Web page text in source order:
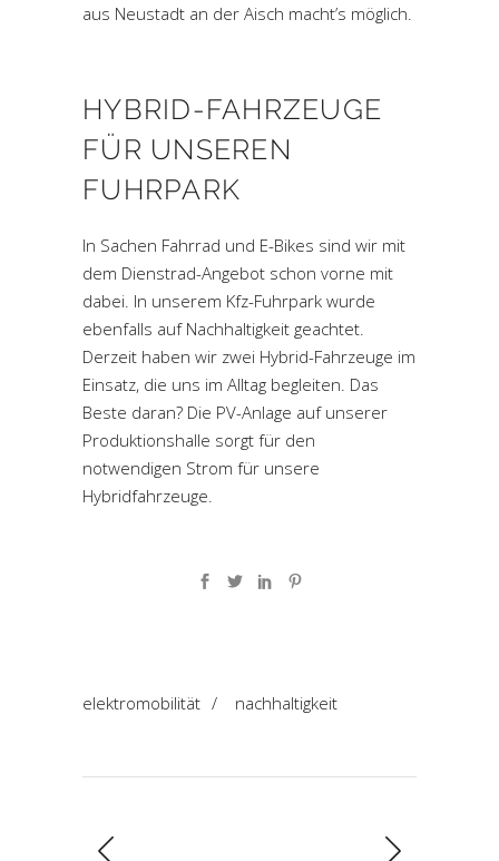
aus Neustadt an der Aisch macht’s möglich.
HYBRID-FAHRZEUGE
FÜR UNSEREN
FUHRPARK
In Sachen Fahrrad und E-Bikes sind wir mit
dem Dienstrad-Angebot schon vorne mit
dabei. In unserem Kfz-Fuhrpark wurde
ebenfalls auf Nachhaltigkeit geachtet.
Derzeit haben wir zwei Hybrid-Fahrzeuge im
Einsatz, die uns im Alltag begleiten. Das
Beste daran? Die PV-Anlage auf unserer
Produktionshalle sorgt für den
notwendigen Strom für unsere
Hybridfahrzeuge.
elektromobilität / nachhaltigkeit